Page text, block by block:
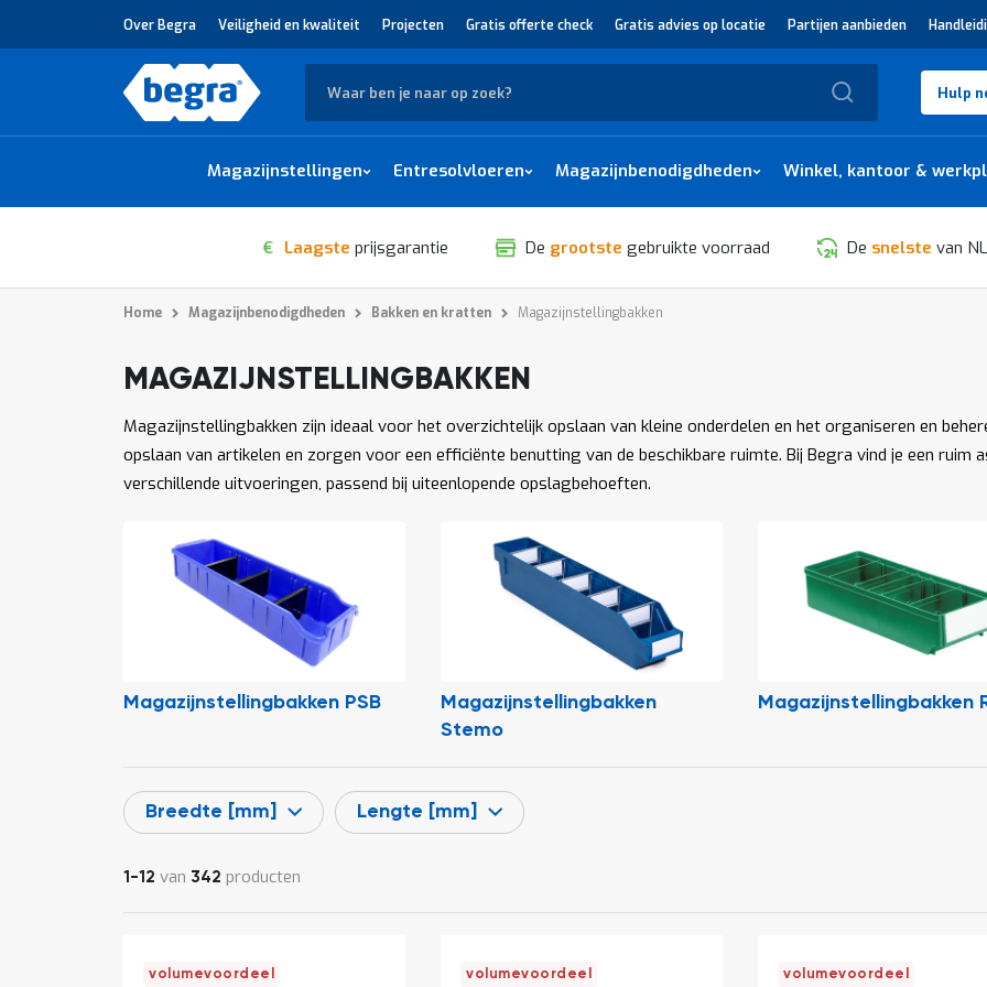
Over Begra Veiligheid en kwaliteit Projecten Gratis offerte check Gratis advies op locatie Partijen aanbieden
Zoek Hulp
Magazijnstellingen Entresolvloeren Magazijnbenodigdheden Winkel, kantoor &
€ Laagste prijsgarantie De grootste gebruikte voorraad De snelste van
Home Magazijnbenodigdheden Bakken en kratten Magazijnstellingbakken
MAGAZIJNSTELLINGBAKKEN
Magazijnstellingbakken zijn ideaal voor het overzichtelijk opslaan van kleine onderdelen en het organiseren en
opslaan van artikelen en zorgen voor een efficiënte benutting van de beschikbare ruimte. Bij Begra vind je een ruim
verschillende uitvoeringen, passend bij uiteenlopende opslagbehoeften.
Magazijnstellingbakken PSB
Magazijnstellingbakken
Stemo
Magazijnstellingbakken
Breedte [mm] Lengte [mm]
1 -12 van 342 producten
volumevoordeel volumevoordeel volumevoordeel